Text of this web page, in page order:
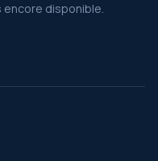
encore disponible.